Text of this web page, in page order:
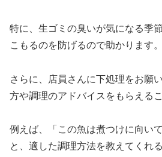
特に、生ゴミの臭いが気になる季
こもるのを防げるので助かります。
さらに、店員さんに下処理をお願
方や調理のアドバイスをもらえる
例えば、「この魚は煮つけに向い
と、適した調理方法を教えてくれ